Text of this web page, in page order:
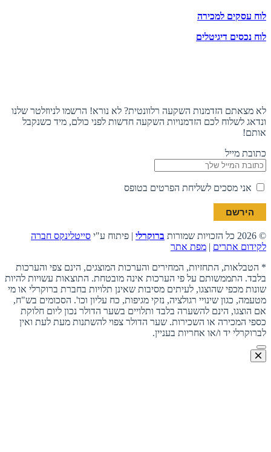
לוח עסקים למכירה
לוח נכסים דיגיטלים
לא מצאתם הזדמנות השקעה רלוונטית? לא נורא! הרשמו לניוזלטר שלנו
ונדאג לשלוח לכם הזדמנויות השקעה חדשות לפני כולם, מיד כשנקבל
אותם!
כתובת מייל
אני מסכים לשליחת הפרטים בטופס
© 2026 כל הזכויות שמורות ברוקרלי | פיתוח ע"י סייטלינקס חברה
לקידום אתרים | מפת אתר
* הטבלאות, התחזיות, המחירים והערכות המוצגים, הינם צפי והערכות
בלבד. התממשותם על פי הערכות אינה מובטחת. התוצאות עשויות להיות
שונות מכפי שהוצגו, לעיתים מסיבות שאינן תלויות בחברת ברוקרלי או מי
מטעמה, כגון שינויי רגולציה, נזקי מגיפות, כח עליון וכו'. הסכומים בש"ח,
אם הוצגו, הינם להשערה בלבד ותלויים בשער הדולר נכון ליום חלוקת
כספי המכירה או השכירות. שער הדולר צפוי להשתנות מעת לעת ואין
לברוקרלי יד ו/או אחריות בעניין.